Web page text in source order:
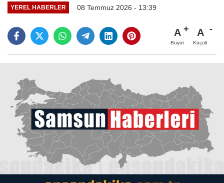
YEREL HABERLER 08 Temmuz 2026 - 13:39
A
Büyüt
A
Küçült